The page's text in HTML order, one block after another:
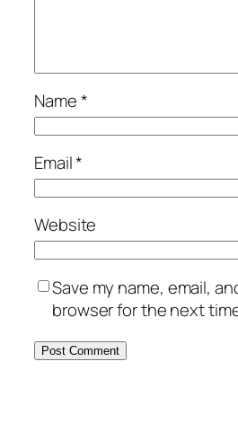
Name*
Email*
Website
Save my name, email,
browser for the next